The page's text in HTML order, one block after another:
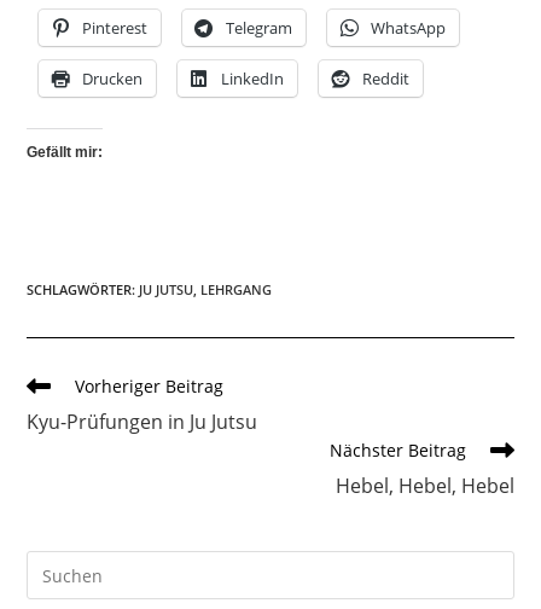
Pinterest Telegram WhatsApp
Drucken LinkedIn Reddit
Gefällt mir:
SCHLAGWÖRTER: JU JUTSU, LEHRGANG
Weitere
ansehen
Vorheriger Beitrag
Kyu-Prüfungen in Ju Jutsu
Nächster Beitrag
Hebel, Hebel, Hebel